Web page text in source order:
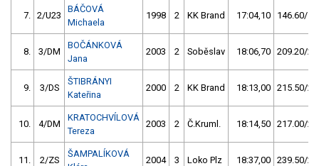
7. 2/U23
BÁČOVÁ
Michaela
1998 2 KK Brand 17:04,10 146.60/
8. 3/DM
BOČÁNKOVÁ
Jana
2003 2 Soběslav 18:06,70 209.20/
9. 3/DS
ŠTIBRÁNYI
Kateřina
2000 2 KK Brand 18:13,00 215.50/
10. 4/DM
KRATOCHVÍLOVÁ
Tereza
2003 2 Č.Kruml. 18:14,50 217.00/
11. 2/ZS
ŠAMPALÍKOVÁ
2004 3 Loko Plz 18:37,00 239.50/